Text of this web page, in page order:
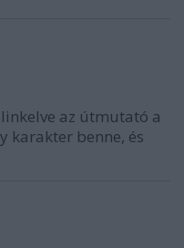
az útmutató a
karakter benne, és